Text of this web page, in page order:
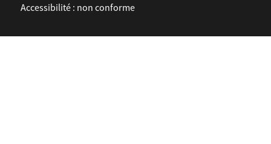
Accessibilité : non conforme